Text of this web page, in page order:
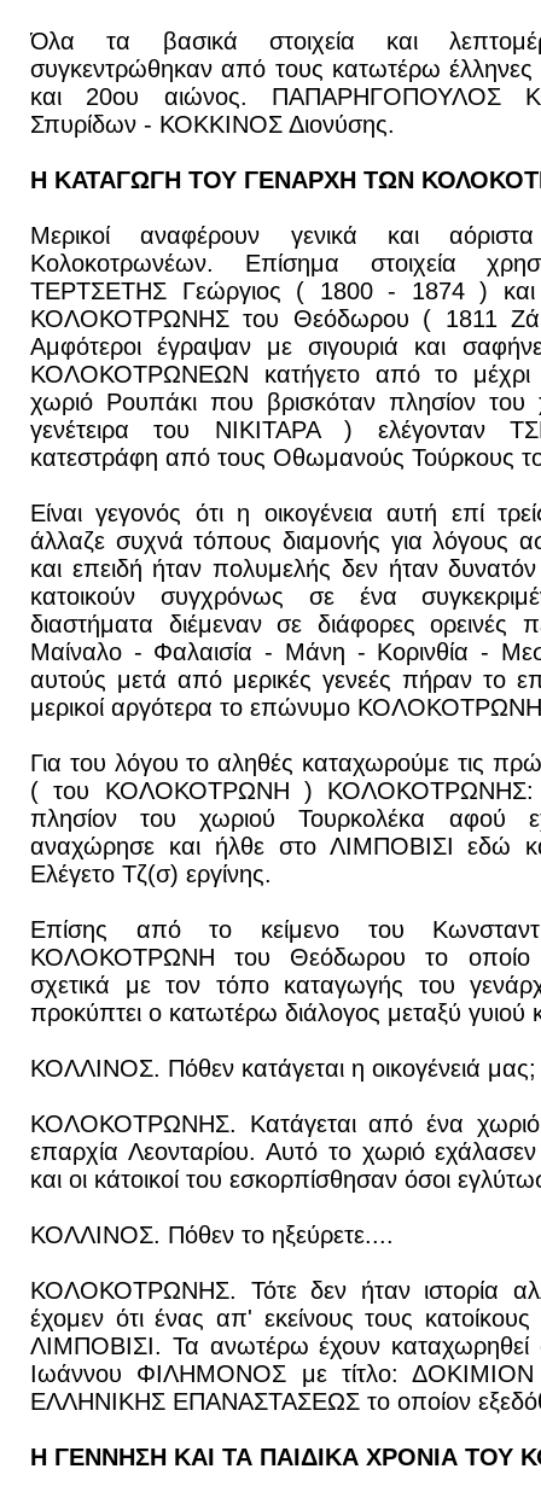
Όλα τα βασικά στοιχεία και
συγκεντρώθηκαν από τους κατωτέρω έλληνες
και 20ου αιώνος. ΠΑΠΑΡΗΓΟΠΟΥΛΟΣ
Σπυρίδων - ΚΟΚΚΙΝΟΣ Διονύσης.
Η ΚΑΤΑΓΩΓΗ ΤΟΥ ΓΕΝΑΡΧΗ ΤΩΝ
Μερικοί αναφέρουν γενικά και
Κολοκοτρωνέων. Επίσημα στοιχεία
ΤΕΡΤΣΕΤΗΣ Γεώργιος ( 1800 - 1874 ) και
ΚΟΛΟΚΟΤΡΩΝΗΣ του Θεόδωρου ( 1811
Αμφότεροι έγραψαν με σιγουριά και
ΚΟΛΟΚΟΤΡΩΝΕΩΝ κατήγετο από το μέχρι
χωριό Ρουπάκι που βρισκόταν πλησίον
γενέτειρα του ΝΙΚΙΤΑΡΑ ) ελέγονταν
κατεστράφη από τους Οθωμανούς Τούρκους
Είναι γεγονός ότι η οικογένεια αυτή επί
άλλαζε συχνά τόπους διαμονής για λόγους
και επειδή ήταν πολυμελής δεν ήταν
κατοικούν συγχρόνως σε ένα
διαστήματα διέμεναν σε διάφορες ορεινές
Μαίναλο - Φαλαισία - Μάνη - Κορινθία -
αυτούς μετά από μερικές γενεές πήραν το
μερικοί αργότερα το επώνυμο
Για του λόγου το αληθές καταχωρούμε τις
( του ΚΟΛΟΚΟΤΡΩΝΗ ) ΚΟΛΟΚΟΤΡΩΝΗΣ:
πλησίον του χωριού Τουρκολέκα αφού
αναχώρησε και ήλθε στο ΛΙΜΠΟΒΙΣΙ εδώ
Ελέγετο Τζ(σ) εργίνης.
Επίσης από το κείμενο του
ΚΟΛΟΚΟΤΡΩΝΗ του Θεόδωρου το οποίο
σχετικά με τον τόπο καταγωγής του
προκύπτει ο κατωτέρω διάλογος μεταξύ γυιού
ΚΟΛΛΙΝΟΣ. Πόθεν κατάγεται η οικογένειά μας;
ΚΟΛΟΚΟΤΡΩΝΗΣ. Κατάγεται από ένα χωριό
επαρχία Λεονταρίου. Αυτό το χωριό
και οι κάτοικοί του εσκορπίσθησαν όσοι
ΚΟΛΛΙΝΟΣ. Πόθεν το ηξεύρετε....
ΚΟΛΟΚΟΤΡΩΝΗΣ. Τότε δεν ήταν ιστορία
έχομεν ότι ένας απ' εκείνους τους
ΛΙΜΠΟΒΙΣΙ. Τα ανωτέρω έχουν καταχωρηθεί
Ιωάννου ΦΙΛΗΜΟΝΟΣ με τίτλο:
ΕΛΛΗΝΙΚΗΣ ΕΠΑΝΑΣΤΑΣΕΩΣ το οποίον
Η ΓΕΝΝΗΣΗ ΚΑΙ ΤΑ ΠΑΙΔΙΚΑ ΧΡΟΝΙΑ ΤΟΥ